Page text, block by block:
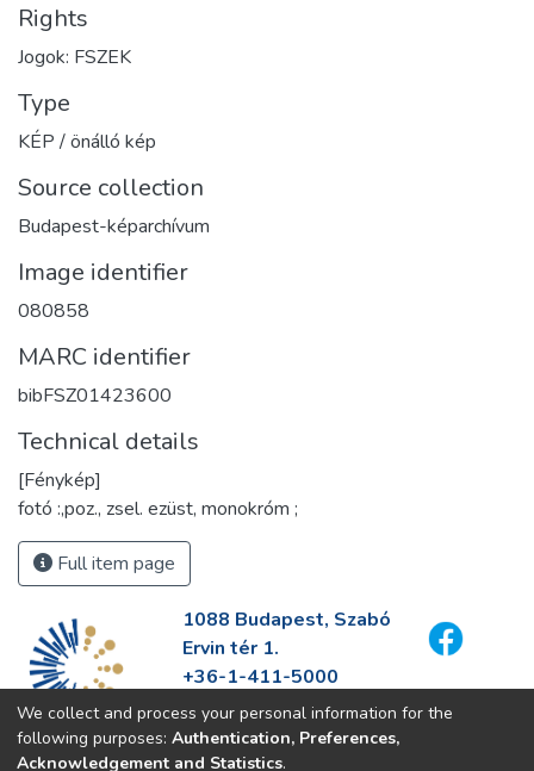
Rights
Jogok: FSZEK
Type
KÉP / önálló kép
Source collection
Budapest-képarchívum
Image identifier
080858
MARC identifier
bibFSZ01423600
Technical details
[Fénykép]
fotó :,poz., zsel. ezüst, monokróm ;
Full item page
1088 Budapest, Szabó
Ervin tér 1.
+36-1-411-5000
info@fszek.hu
https://fszek.hu
We collect and process your personal information for the
following purposes: Authentication, Preferences,
Acknowledgement and Statistics.